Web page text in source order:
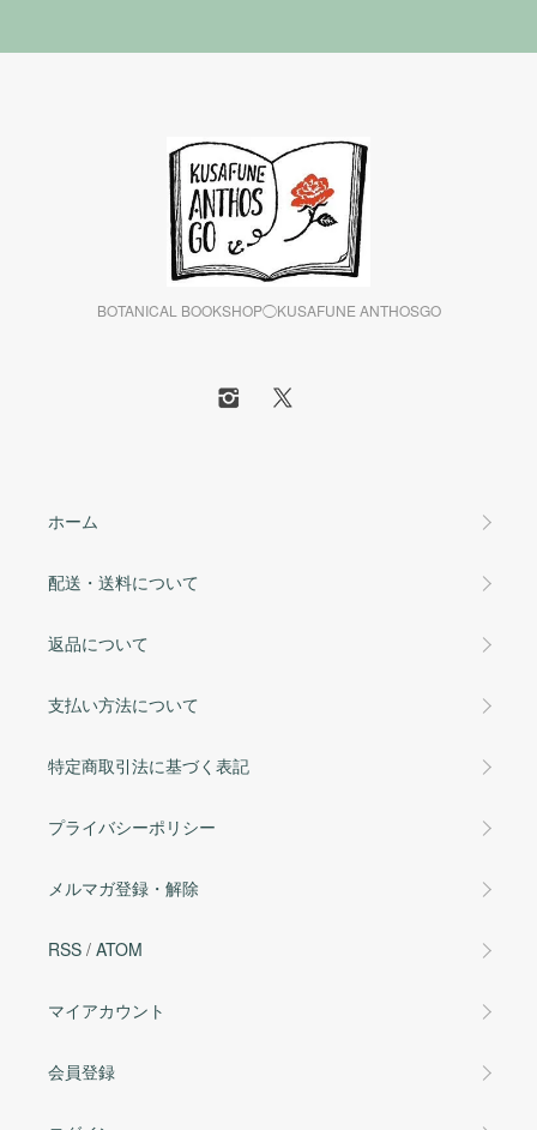
BOTANICAL BOOKSHOP◯KUSAFUNE ANTHOSGO
ホーム
配送・送料について
返品について
支払い方法について
特定商取引法に基づく表記
プライバシーポリシー
メルマガ登録・解除
RSS / ATOM
マイアカウント
会員登録